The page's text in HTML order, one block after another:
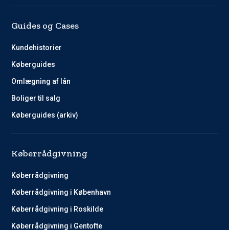
Guides og Cases
Kundehistorier
Køberguides
Omlægning af lån
Boliger til salg
Køberguides (arkiv)
Køberrådgivning
Køberrådgivning
Køberrådgivning i København
Køberrådgivning i Roskilde
Køberrådgivning i Gentofte